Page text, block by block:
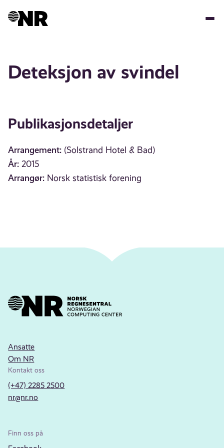
Deteksjon av svindel
Publikasjonsdetaljer
Arrangement: (Solstrand Hotel & Bad)
År: 2015
Arrangør: Norsk statistisk forening
Ansatte
Om NR
Kontakt oss
(+47) 2285 2500
nr@nr.no
Finn oss på